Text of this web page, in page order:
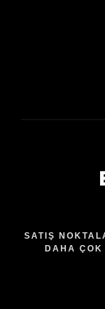
SATIŞ
DAHA ÇOK